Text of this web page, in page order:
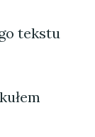
tekstu